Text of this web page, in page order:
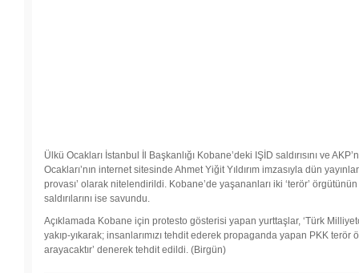
Ülkü Ocakları İstanbul İl Başkanlığı Kobane’deki IŞİD saldırısını ve
Ocakları’nın internet sitesinde Ahmet Yiğit Yıldırım imzasıyla dün
provası’ olarak nitelendirildi. Kobane’de yaşananları iki ‘terör’
saldırılarını ise savundu.
Açıklamada Kobane için protesto gösterisi yapan yurttaşlar, ‘Türk
yakıp-yıkarak; insanlarımızı tehdit ederek propaganda yapan PKK
arayacaktır’ denerek tehdit edildi. (Birgün)